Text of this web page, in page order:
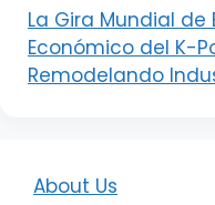
La Gira Mundial
Económico del K-
Remodelando
About Us